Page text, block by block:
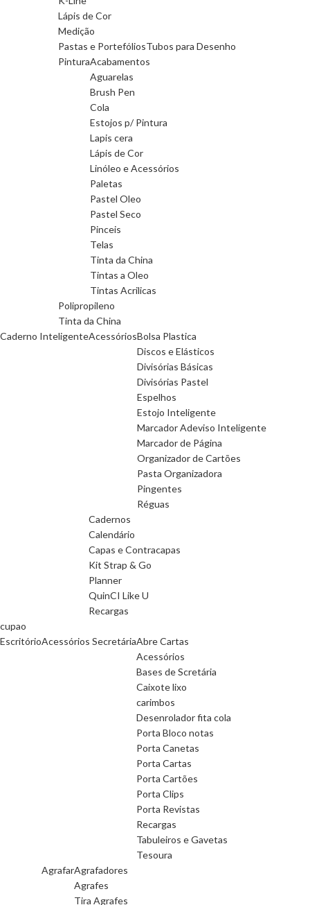
Lápis de Cor
Medição
Pastas e PortefóliosTubos para Desenho
PinturaAcabamentos
Aguarelas
Brush Pen
Cola
Estojos p/ Pintura
Lapis cera
Lápis de Cor
Linóleo e Acessórios
Paletas
Pastel Oleo
Pastel Seco
Pinceis
Telas
Tinta da China
Tintas a Oleo
Tintas Acrilicas
Polipropileno
Tinta da China
Caderno InteligenteAcessóriosBolsa Plastica
Discos e Elásticos
Divisórias Básicas
Divisórias Pastel
Espelhos
Estojo Inteligente
Marcador Adeviso Inteligente
Marcador de Página
Organizador de Cartões
Pasta Organizadora
Pingentes
Réguas
Cadernos
Calendário
Capas e Contracapas
Kit Strap & Go
Planner
QuinCI Like U
Recargas
cupao
EscritórioAcessórios SecretáriaAbre Cartas
Acessórios
Bases de Scretária
Caixote lixo
carimbos
Desenrolador fita cola
Porta Bloco notas
Porta Canetas
Porta Cartas
Porta Cartões
Porta Clips
Porta Revistas
Recargas
Tabuleiros e Gavetas
Tesoura
AgrafarAgrafadores
Agrafes
Tira Agrafes